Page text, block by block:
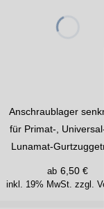
Anschraublager
für Primat-,
Lunamat-
inkl. 19% MwSt. zzgl.
ab 6,50 €